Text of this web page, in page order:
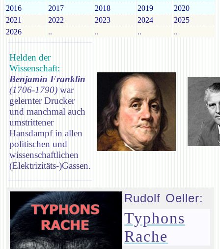
2016
2017 2018 2019
2020
2021
2022 2023 2024
2025
2026
.. .. .. ..
Helden der
Wissenschaft:
Benjamin Franklin
(1706-1790) war
gelernter Drucker
und manchmal auch
umstrittener
Hansdampf in allen
politischen und
wissenschaftlichen
(Elektrizitäts-)Gassen.
Rudolf Oeller:
Typhons
Rache